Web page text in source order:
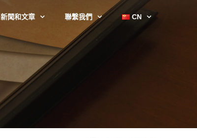
新聞和文章 聯繫我們 CN